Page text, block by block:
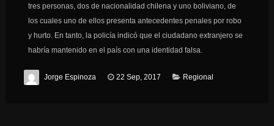
tres personas, dos de nacionalidad chilena y uno boliviano, de
los cuales uno de ellos presenta antecedentes penales por robo
y hurto. En tanto, la policía indicó que el ciudadano extranjero se
habría mantenido en el país con una identidad falsa.
Jorge Espinoza 22 Sep, 2017 Regional